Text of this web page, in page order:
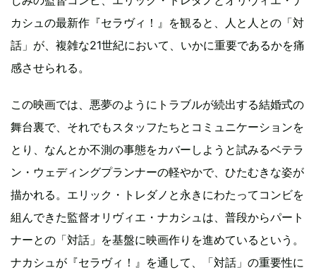
カシュの最新作『セラヴィ！』を観ると、人と人との「対
話」が、複雑な21世紀において、いかに重要であるかを痛
感させられる。
この映画では、悪夢のようにトラブルが続出する結婚式の
舞台裏で、それでもスタッフたちとコミュニケーションを
とり、なんとか不測の事態をカバーしようと試みるベテラ
ン・ウェディングプランナーの軽やかで、ひたむきな姿が
描かれる。エリック・トレダノと永きにわたってコンビを
組んできた監督オリヴィエ・ナカシュは、普段からパート
ナーとの「対話」を基盤に映画作りを進めているという。
ナカシュが『セラヴィ！』を通して、「対話」の重要性に